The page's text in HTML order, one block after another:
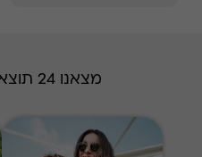
מצאנו 24 תוצאות בהכל לבית